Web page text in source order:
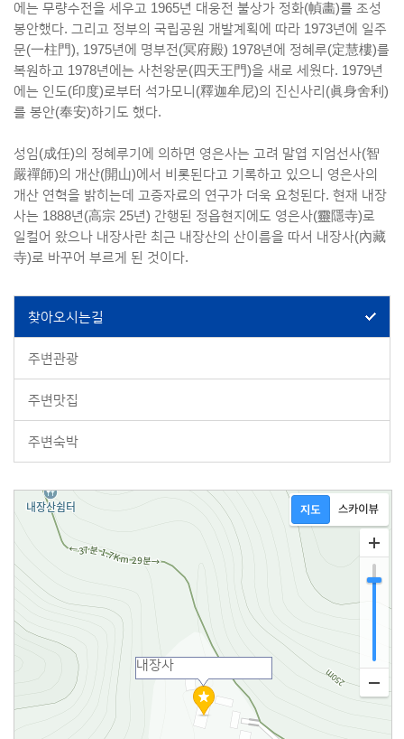
에는 무량수전을 세우고 1965년 대웅전 불상가 정화(幀畵)를 조성
봉안했다. 그리고 정부의 국립공원 개발계획에 따라 1973년에 일주
문(一柱門), 1975년에 명부전(冥府殿) 1978년에 정혜루(定慧樓)를
복원하고 1978년에는 사천왕문(四天王門)을 새로 세웠다. 1979년
에는 인도(印度)로부터 석가모니(釋迦牟尼)의 진신사리(眞身舍利)
를 봉안(奉安)하기도 했다.
성임(成任)의 정혜루기에 의하면 영은사는 고려 말엽 지엄선사(智
嚴禪師)의 개산(開山)에서 비롯된다고 기록하고 있으니 영은사의
개산 연혁을 밝히는데 고증자료의 연구가 더욱 요청된다. 현재 내장
사는 1888년(高宗 25년) 간행된 정읍현지에도 영은사(靈隱寺)로
일컬어 왔으나 내장사란 최근 내장산의 산이름을 따서 내장사(內藏
寺)로 바꾸어 부르게 된 것이다.
찾아오시는길
주변관광
주변맛집
주변숙박
내장사